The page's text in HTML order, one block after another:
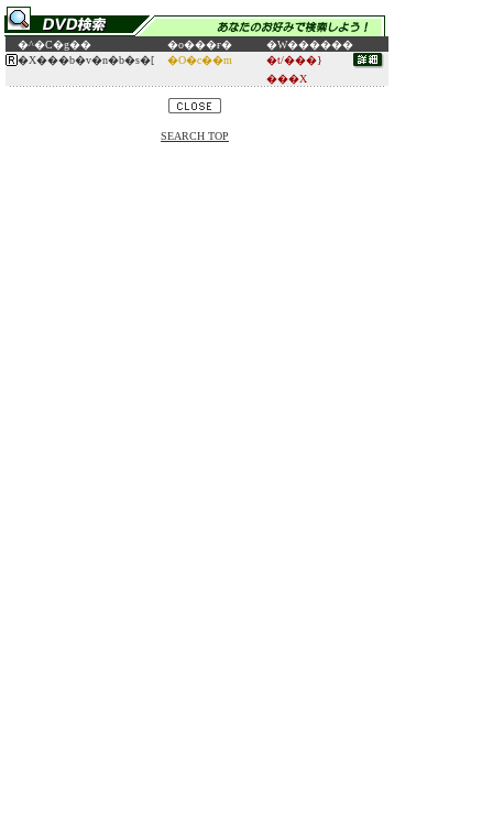
�^�C�g�� �o���ғ�
�W������
�X���b�v�n�b�s�[
�O�c��m
�t/���}
���X
SEARCH TOP